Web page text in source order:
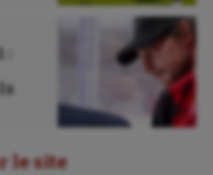
le site